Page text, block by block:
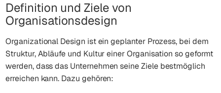
Definition und Ziele von
Organisationsdesign
Organizational Design ist ein geplanter Prozess, bei dem
Struktur, Abläufe und Kultur einer Organisation so geformt
werden, dass das Unternehmen seine Ziele bestmöglich
erreichen kann. Dazu gehören: